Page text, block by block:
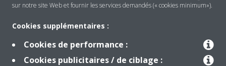
Produits
sur notre site Web et fournir les services demandés (« cookies minimum»).
Cookies supplémentaires :
Cookies de performance :
Cookies publicitaires / de ciblage :